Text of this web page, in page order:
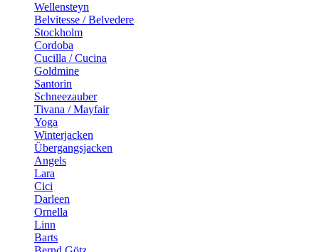
Wellensteyn
Belvitesse / Belvedere
Stockholm
Cordoba
Cucilla / Cucina
Goldmine
Santorin
Schneezauber
Tivana / Mayfair
Yoga
Winterjacken
Übergangsjacken
Angels
Lara
Cici
Darleen
Ornella
Linn
Barts